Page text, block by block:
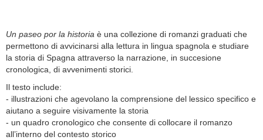
Un paseo por la historia è una collezione di romanzi graduati che
permettono di avvicinarsi alla lettura in lingua spagnola e studiare
la storia di Spagna attraverso la narrazione, in succesione
cronologica, di avvenimenti storici.
Il testo include:
- illustrazioni che agevolano la comprensione del lessico specifico e
aiutano a seguire visivamente la storia
- un quadro cronologico che consente di collocare il romanzo
all’interno del contesto storico